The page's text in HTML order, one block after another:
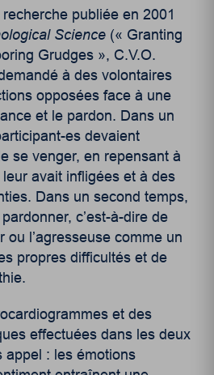
recherche publiée en 2001
Science (« Granting
Grudges », C.V.O.
à des volontaires
opposées face à une
et le pardon. Dans un
es devaient
se venger, en repensant à
leur avait infligées et à des
Dans un second temps,
c’est-à-dire de
ou l’agresseuse comme un
propres difficultés et de
et des
effectuées dans les deux
appel : les émotions